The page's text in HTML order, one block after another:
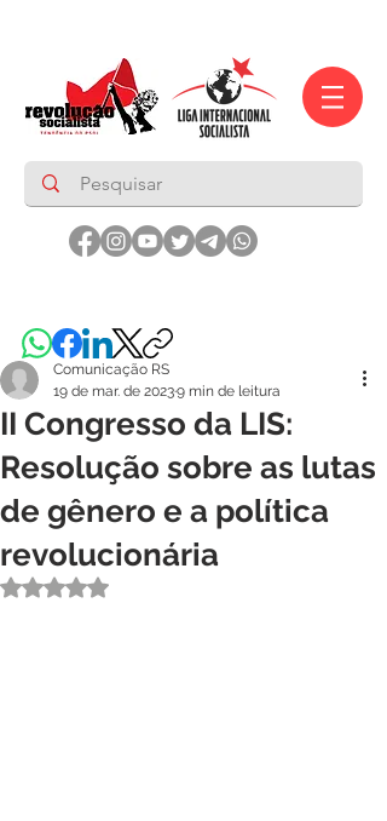
II Congresso da LIS:
Resolução sobre as lutas
de gênero e a política
revolucionária
Comunicação RS
19 de mar. de 20239 min de leitura
Avaliado com NaN de 5 estrelas.